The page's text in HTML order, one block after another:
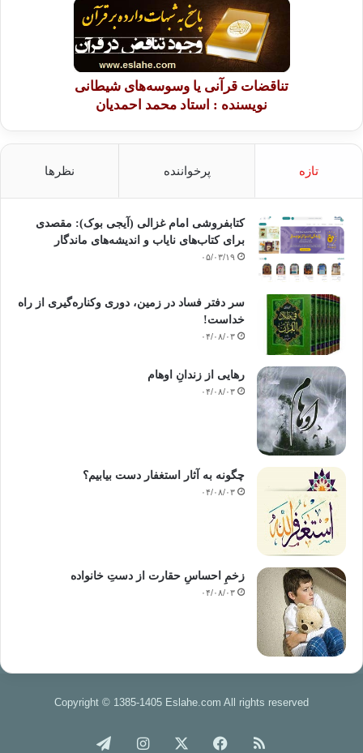
تناقضات قرآنی یا وسوسه‌های شیطانی
نویسنده : استاد محمد احمدیان
تازه پرخواننده نظرها
کتابفروشی امام غزالی (آیجی بوک): مقصدی
برای کتاب‌های نایاب و اندیشه‌های ماندگار
۰۵/۰۳/۱۹
سر دفتر فساد در زمین‌، دوری وکناره‌گیری از راه
خداست‌!
۰۴/۰۸/۰۳
رهایی از زندانِ اوهام
۰۴/۰۸/۰۳
چگونه به آثار استغفار دست بیابیم؟
۰۴/۰۸/۰۳
زخمِ احساسِ حقارت از دستِ خانواده
۰۴/۰۸/۰۳
Copyright © 1385-1405 Eslahe.com All rights reserved
خوراک فیس اینستاگرام